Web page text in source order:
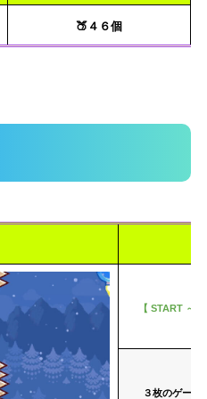
🍑４６個
【 START ～
３枚のゲート